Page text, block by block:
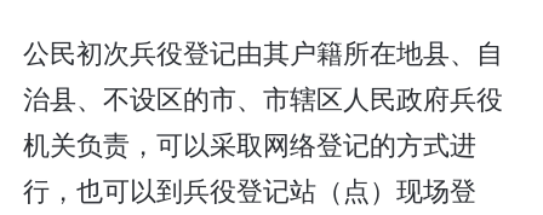
公民初次兵役登记由其户籍所在地县、自
治县、不设区的市、市辖区人民政府兵役
机关负责，可以采取网络登记的方式进
行，也可以到兵役登记站（点）现场登